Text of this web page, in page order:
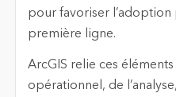
pour favoriser
première ligne.
ArcGIS relie ces
opérationnel, de